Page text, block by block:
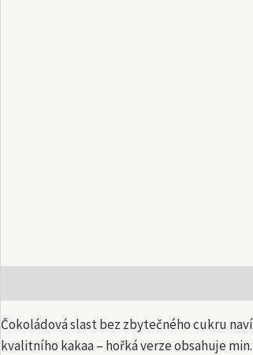
Čokoládová slast bez zbytečného cukru
kvalitního kakaa – hořká verze obsahuje